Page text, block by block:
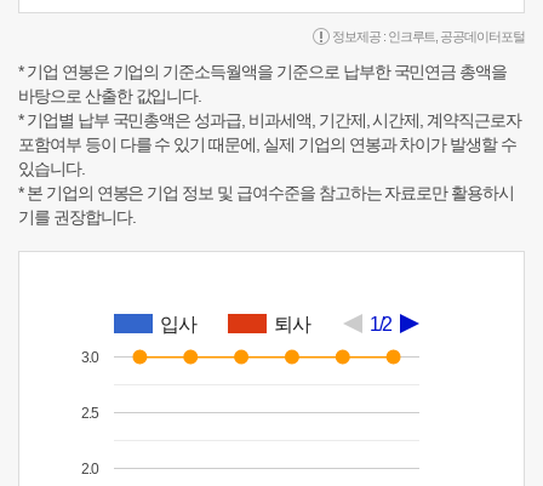
정보제공 : 인크루트 공공데이터포털
* 기업 연봉은 기업의 기준소득월액을 기준으로 납부한 국민연금 총액을
바탕으로 산출한 값입니다.
* 기업별 납부 국민총액은 성과급, 비과세액, 기간제, 시간제, 계약직근로자
포함여부 등이 다를 수 있기 때문에, 실제 기업의 연봉과 차이가 발생할 수
있습니다.
* 본 기업의 연봉은 기업 정보 및 급여수준을 참고하는 자료로만 활용하시
기를 권장합니다.
입사 퇴사 1/2
2.0
2.5
3.0